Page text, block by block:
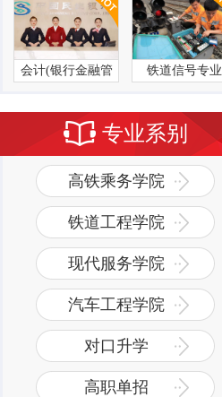
会计(银行金融管
铁道信号专业
专业系别
高铁乘务学院
铁道工程学院
现代服务学院
汽车工程学院
对口升学
高职单招